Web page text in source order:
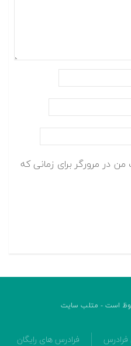
در مرورگر برای زمانی که
است - متلب سایت
فرادرس های رایگان